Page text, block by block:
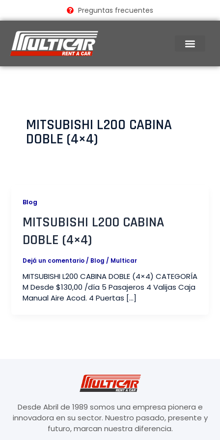
Preguntas frecuentes
MITSUBISHI L200 CABINA
DOBLE (4×4)​
Blog
MITSUBISHI L200 CABINA
DOBLE (4×4)​
Dejá un comentario / Blog / Multicar
MITSUBISHI L200 CABINA DOBLE (4×4) CATEGORÍA
M Desde $130,00 /día 5 Pasajeros 4 Valijas Caja
Manual Aire Acod. 4 Puertas […]
Desde Abril de 1989 somos una empresa pionera e
innovadora en su sector. Nuestro pasado, presente y
futuro, marcan nuestra diferencia.